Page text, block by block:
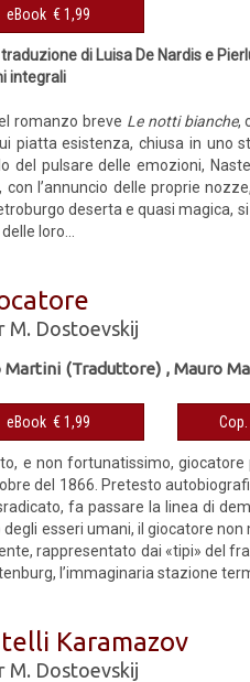
eBook € 1,99
di Luisa De Nardis e
integrali
romanzo breve Le notti bianche,
piatta esistenza, chiusa in uno
del pulsare delle emozioni,
con l’annuncio delle proprie
deserta e quasi magica,
loro...
M. Dostoevskij
Martini (Traduttore) ,Mauro
eBook € 1,99
e non fortunatissimo,
del 1866. Pretesto
fa passare la linea di
degli esseri umani, il giocatore
rappresentato dai «tipi» del
l’immaginaria stazione
Karamazov
M. Dostoevskij